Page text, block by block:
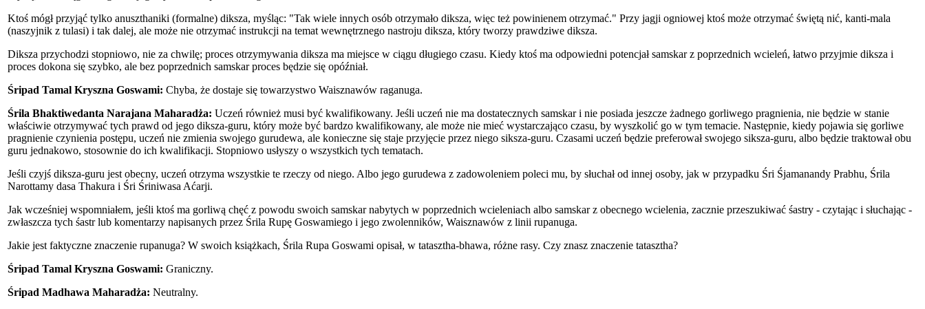
Ktoś mógł przyjąć tylko anuszthaniki (formalne) diksza, myśląc: "Tak wiele innych osób otrzymało diksza, więc też powinienem otrzymać." Przy jagji ogniowej ktoś może otrzymać świętą nić, kanti-mala
(naszyjnik z tulasi) i tak dalej, ale może nie otrzymać instrukcji na temat wewnętrznego nastroju diksza, który tworzy prawdziwe diksza.
Diksza przychodzi stopniowo, nie za chwilę; proces otrzymywania diksza ma miejsce w ciągu długiego czasu. Kiedy ktoś ma odpowiedni potencjał samskar z poprzednich wcieleń, łatwo przyjmie diksza i
proces dokona się szybko, ale bez poprzednich samskar proces będzie się opóźniał.
Śripad Tamal Kryszna Goswami: Chyba, że dostaje się towarzystwo Waisznawów raganuga.
Śrila Bhaktiwedanta Narajana Maharadża: Uczeń również musi być kwalifikowany. Jeśli uczeń nie ma dostatecznych samskar i nie posiada jeszcze żadnego gorliwego pragnienia, nie będzie w stanie
właściwie otrzymywać tych prawd od jego diksza-guru, który może być bardzo kwalifikowany, ale może nie mieć wystarczająco czasu, by wyszkolić go w tym temacie. Następnie, kiedy pojawia się gorliwe
pragnienie czynienia postępu, uczeń nie zmienia swojego gurudewa, ale konieczne się staje przyjęcie przez niego siksza-guru. Czasami uczeń będzie preferował swojego siksza-guru, albo będzie traktował obu
guru jednakowo, stosownie do ich kwalifikacji. Stopniowo usłyszy o wszystkich tych tematach.
Jeśli czyjś diksza-guru jest obecny, uczeń otrzyma wszystkie te rzeczy od niego. Albo jego gurudewa z zadowoleniem poleci mu, by słuchał od innej osoby, jak w przypadku Śri Śjamanandy Prabhu, Śrila
Narottamy dasa Thakura i Śri Śriniwasa Aćarji.
Jak wcześniej wspomniałem, jeśli ktoś ma gorliwą chęć z powodu swoich samskar nabytych w poprzednich wcieleniach albo samskar z obecnego wcielenia, zacznie przeszukiwać śastry - czytając i słuchając -
zwłaszcza tych śastr lub komentarzy napisanych przez Śrila Rupę Goswamiego i jego zwolenników, Waisznawów z linii rupanuga.
Jakie jest faktyczne znaczenie rupanuga? W swoich książkach, Śrila Rupa Goswami opisał, w tatasztha-bhawa, różne rasy. Czy znasz znaczenie tatasztha?
Śripad Tamal Kryszna Goswami: Graniczny.
Śripad Madhawa Maharadża: Neutralny.